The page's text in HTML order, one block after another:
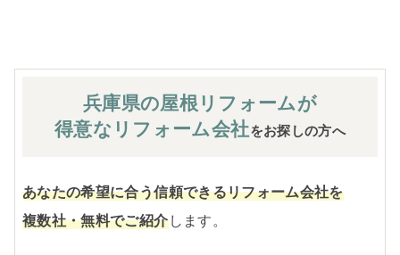
兵庫県の屋根 リフォームが
得意なリフォーム会社をお探しの方へ
あなたの希望に合う信頼できるリフォーム会社を
複数社・無料でご紹介します。